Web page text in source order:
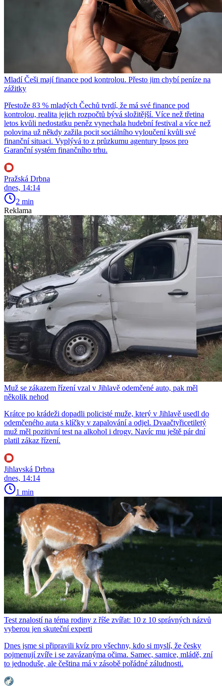
Mladí Češi mají finance pod kontrolou. Přesto jim chybí peníze na
zážitky
Přestože 83 % mladých Čechů tvrdí, že má své finance pod
kontrolou, realita jejich rozpočtů bývá složitější. Více než třetina
letos kvůli nedostatku peněz vynechala hudební festival a více než
polovina už někdy zažila pocit sociálního vyloučení kvůli své
finanční situaci. Vyplývá to z průzkumu agentury Ipsos pro
Garanční systém finančního trhu.
Pražská Drbna
dnes, 14:14
2 min
Reklama
Muž se zákazem řízení vzal v Jihlavě odemčené auto, pak měl
několik nehod
Krátce po krádeži dopadli policisté muže, který v Jihlavě usedl do
odemčeného auta s klíčky v zapalování a odjel. Dvaačtyřicetiletý
muž měl pozitivní test na alkohol i drogy. Navíc mu ještě pár dní
platil zákaz řízení.
Jihlavská Drbna
dnes, 14:14
1 min
Test znalostí na téma rodiny z říše zvířat: 10 z 10 správných názvů
vyberou jen skuteční experti
Dnes jsme si připravili kvíz pro všechny, kdo si myslí, že česky
pojmenují zvíře i se zavázanýma očima. Samec, samice, mládě, zní
to jednoduše, ale čeština má v zásobě pořádné záludnosti.